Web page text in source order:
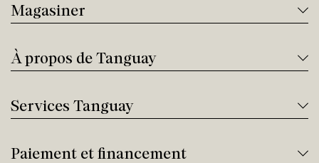
Magasiner
À propos de Tanguay
Services Tanguay
Paiement et financement